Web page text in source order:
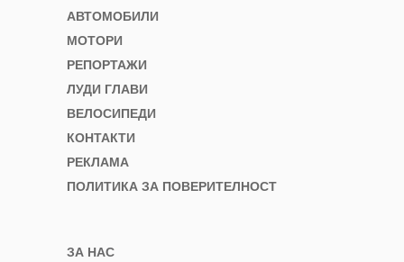
АВТОМОБИЛИ
МОТОРИ
РЕПОРТАЖИ
ЛУДИ ГЛАВИ
ВЕЛОСИПЕДИ
КОНТАКТИ
РЕКЛАМА
ПОЛИТИКА ЗА ПОВЕРИТЕЛНОСТ
ЗА НАС